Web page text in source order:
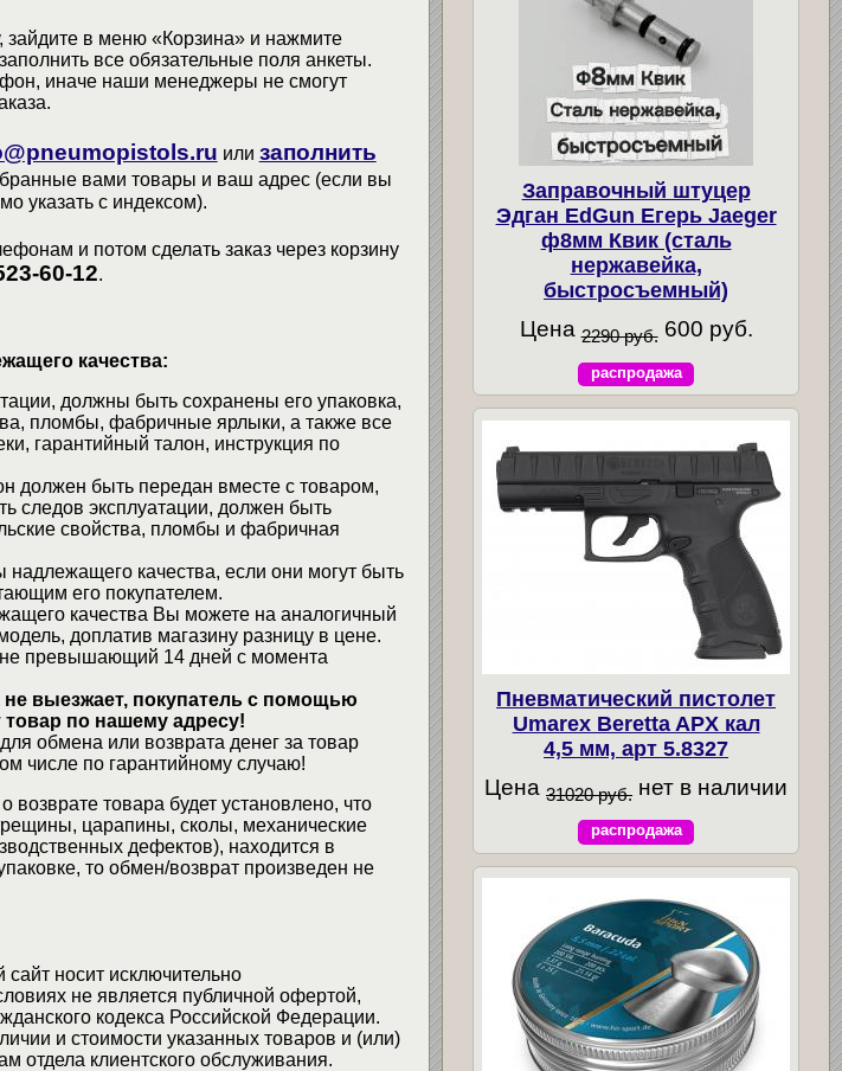
зайдите в меню «Корзина» и нажмите
все обязательные поля анкеты.
иначе наши менеджеры не смогут
или заполнить
вами товары и ваш адрес (если вы
указать с индексом).
и потом сделать заказ через корзину
60-12.
качества:
должны быть сохранены его упаковка,
пломбы, фабричные ярлыки, а также все
гарантийный талон, инструкция по
должен быть передан вместе с товаром,
следов эксплуатации, должен быть
свойства, пломбы и фабричная
качества, если они могут быть
его покупателем.
качества Вы можете на аналогичный
доплатив магазину разницу в цене.
не превышающий 14 дней с момента
не выезжает, покупатель с помощью
по нашему адресу!
обмена или возврата денег за товар
числе по гарантийному случаю!
товара будет установлено, что
царапины, сколы, механические
дефектов), находится в
то обмен/возврат произведен не
носит исключительно
не является публичной офертой,
кодекса Российской Федерации.
и стоимости указанных товаров и (или)
отдела клиентского обслуживания.
Заправочный штуцер
Эдган EdGun Егерь Jaeger
ф8мм Квик (сталь
нержавейка,
быстросъемный)
Цена 2290 руб. 600 руб.
распродажа
Пневматический пистолет
Umarex Beretta APX кал
4,5 мм, арт 5.8327
Цена31020 руб. нет в наличии
распродажа